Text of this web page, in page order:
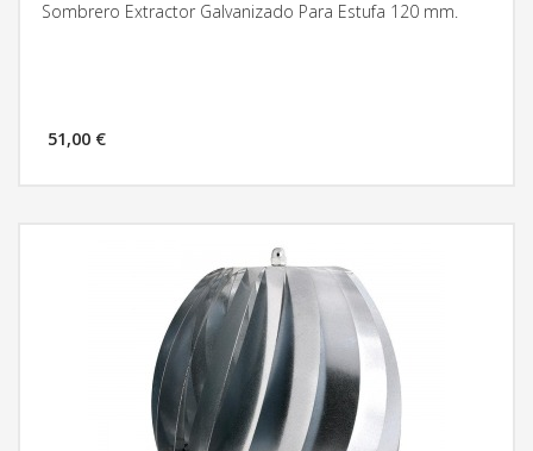
Sombrero Extractor Galvanizado Para Estufa 120 mm.
51,00 €